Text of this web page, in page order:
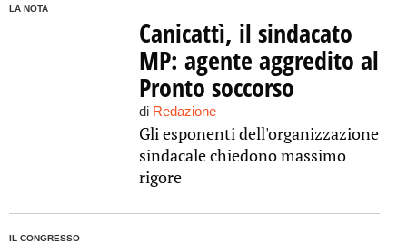
LA NOTA
Canicattì, il sindacato
MP: agente aggredito al
Pronto soccorso
di Redazione
Gli esponenti dell'organizzazione
sindacale chiedono massimo
rigore
IL CONGRESSO